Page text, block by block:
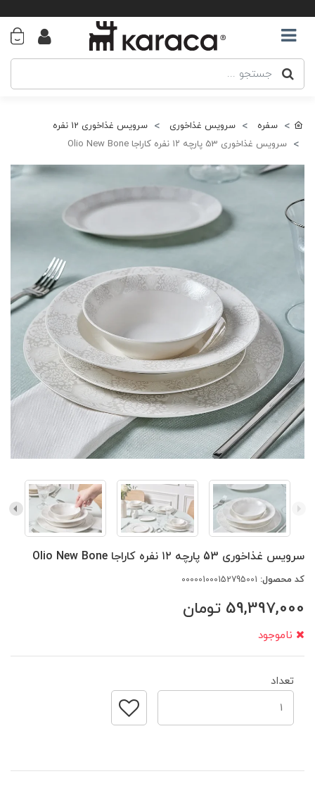
سفره سرویس غذاخوری
سرویس غذاخوری 12 نفره
سرویس غذاخوری 53 پارچه ۱۲ نفره کاراجا Olio New Bone
سرویس غذاخوری 53 پارچه ۱۲ نفره کاراجا Olio New Bone
کد محصول:
59,397,000 تومان
ناموجود
تعداد